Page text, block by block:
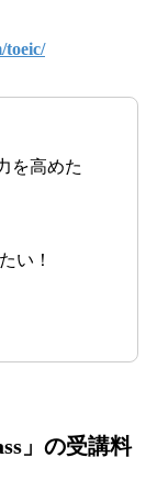
toeic/
を高めた
い！
」 の受講料